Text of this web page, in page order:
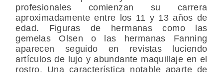
profesionales comienzan su carrera
aproximadamente entre los 11 y 13 años de
edad. Figuras de hermanas como las
gemelas Olsen o las hermanas Fanning
aparecen seguido en revistas luciendo
artículos de lujo y abundante maquillaje en el
rostro. Una característica notable aparte de